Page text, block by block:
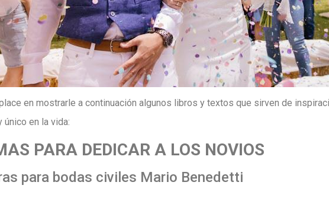
en mostrarle a continuación algunos libros y textos que sirven de
único en la vida:
PARA DEDICAR A LOS NOVIOS
para bodas civiles Mario Benedetti